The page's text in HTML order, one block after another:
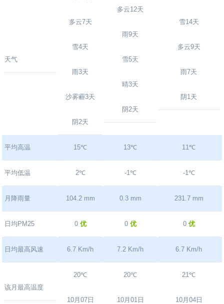
天气
多云7天
雪4天
雨3天
沙雾霾3天
阴2天
多云12天
雨9天
雪5天
晴3天
阴2天
雪14天
多云9天
雨7天
阴1天
平均高温 15℃ 13℃ 11℃
平均低温 2℃ -1℃ -1℃
月降雨量 104.2 mm 0.3 mm 231.7 mm
日均PM25 0 优 0 优 0 优
日均最高风速 6.7 Km/h 7.2 Km/h 6.7 Km/h
该月最高温度
20℃
10月07日
20℃
10月01日
21℃
10月04日